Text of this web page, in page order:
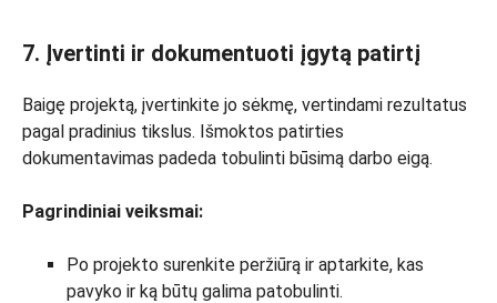
7. Įvertinti ir dokumentuoti įgytą patirtį
Baigę projektą, įvertinkite jo sėkmę, vertindami rezultatus
pagal pradinius tikslus. Išmoktos patirties
dokumentavimas padeda tobulinti būsimą darbo eigą.
Pagrindiniai veiksmai:
Po projekto surenkite peržiūrą ir aptarkite, kas
pavyko ir ką būtų galima patobulinti.